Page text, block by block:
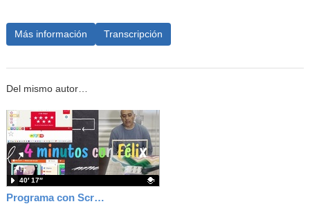
Más información Transcripción
Del mismo autor…
Programa con Scratch, 8 diferentes juegos para vivir la emoción de los partidos de España en el mundial 2026
40′ 17″